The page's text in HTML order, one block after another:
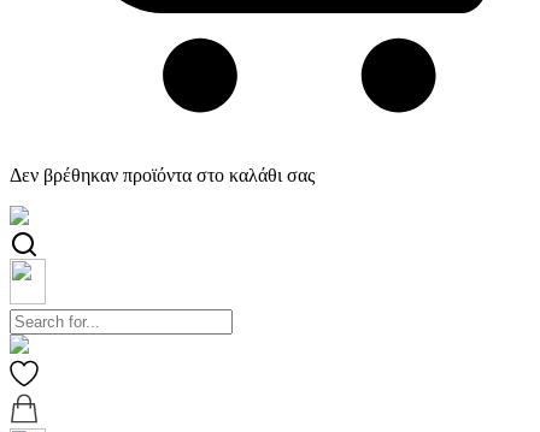
Δεν βρέθηκαν προϊόντα στο καλάθι σας